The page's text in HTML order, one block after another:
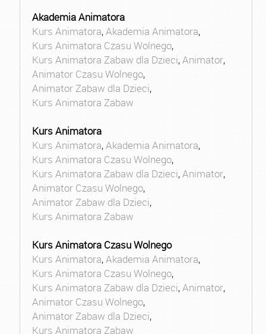
Akademia Animatora
Kurs Animatora,Akademia Animatora,
Kurs Animatora Czasu Wolnego,
Kurs Animatora Zabaw dla Dzieci,Animator,
Animator Czasu Wolnego,
Animator Zabaw dla Dzieci,
Kurs Animatora Zabaw
Kurs Animatora
Kurs Animatora,Akademia Animatora,
Kurs Animatora Czasu Wolnego,
Kurs Animatora Zabaw dla Dzieci,Animator,
Animator Czasu Wolnego,
Animator Zabaw dla Dzieci,
Kurs Animatora Zabaw
Kurs Animatora Czasu Wolnego
Kurs Animatora,Akademia Animatora,
Kurs Animatora Czasu Wolnego,
Kurs Animatora Zabaw dla Dzieci,Animator,
Animator Czasu Wolnego,
Animator Zabaw dla Dzieci,
Kurs Animatora Zabaw